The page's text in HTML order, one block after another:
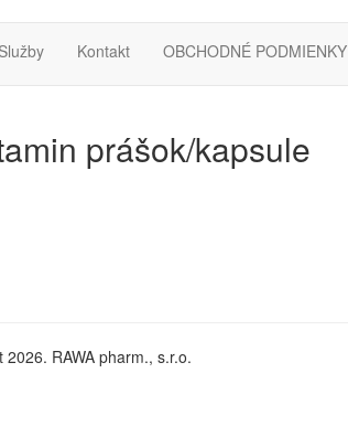
Služby Kontakt OBCHODNÉ PODMIENKY
prášok/kapsule
2026. RAWA pharm., s.r.o.